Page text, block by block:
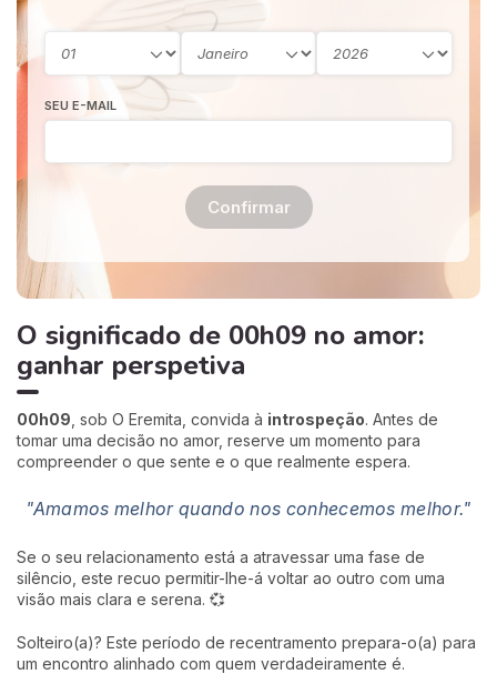
SEU E-MAIL
Confirmar
O significado de 00h09 no amor:
ganhar perspetiva
00h09 , sob O Eremita, convida à introspeção. Antes de
tomar uma decisão no amor, reserve um momento para
compreender o que sente e o que realmente espera.
"Amamos melhor quando nos conhecemos melhor."
Se o seu relacionamento está a atravessar uma fase de
silêncio, este recuo permitir-lhe-á voltar ao outro com uma
visão mais clara e serena. 💞
Solteiro(a)? Este período de recentramento prepara-o(a) para
um encontro alinhado com quem verdadeiramente é.